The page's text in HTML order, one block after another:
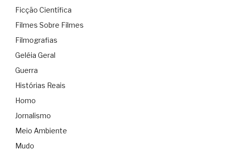
Ficção Científica
Filmes Sobre Filmes
Filmografias
Geléia Geral
Guerra
Histórias Reais
Homo
Jornalismo
Meio Ambiente
Mudo